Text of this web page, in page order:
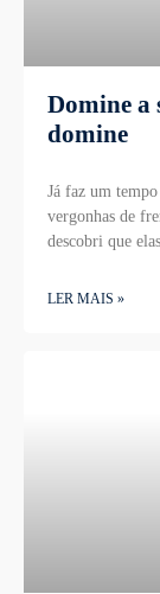
Domine a
domine
Já faz um
vergonhas de
descobri que elas
LER MAIS »